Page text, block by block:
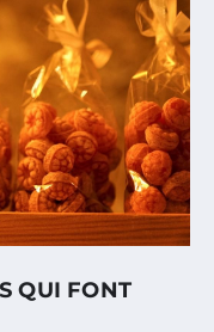
QUI FONT